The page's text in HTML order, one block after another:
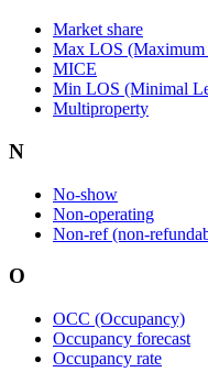
Market share
Max LOS (Maximum
MICE
Min LOS (Minimal
Multiproperty
N
No-show
Non-operating
Non-ref (non-
O
OCC (Occupancy)
Occupancy forecast
Occupancy rate